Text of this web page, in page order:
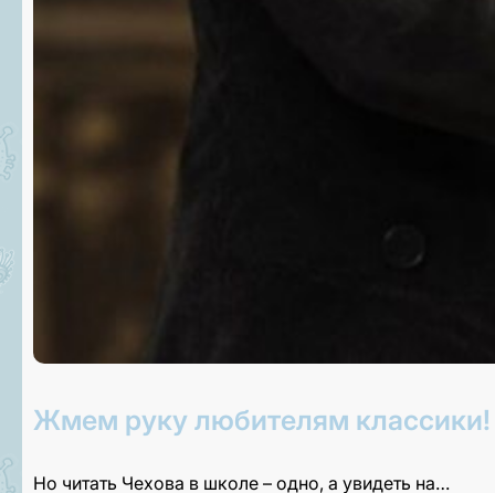
Жмем руку любителям классики!
Но читать Чехова в школе – одно, а увидеть на…